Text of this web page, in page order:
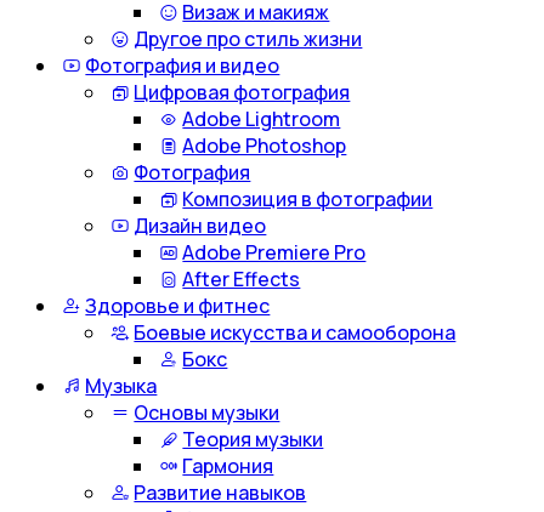
Визаж и макияж
Другое про стиль жизни
Фотография и видео
Цифровая фотография
Adobe Lightroom
Adobe Photoshop
Фотография
Композиция в фотографии
Дизайн видео
Adobe Premiere Pro
After Effects
Здоровье и фитнес
Боевые искусства и самооборона
Бокс
Музыка
Основы музыки
Теория музыки
Гармония
Развитие навыков